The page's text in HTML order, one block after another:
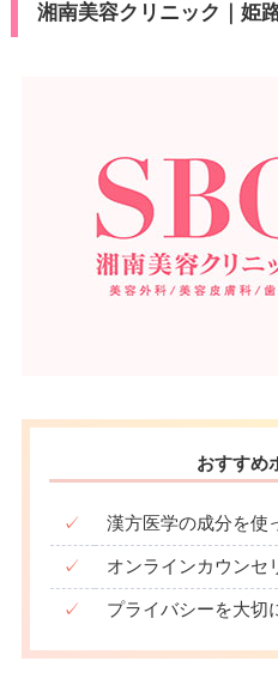
湘南美容クリニック｜姫
おすすめ
✓ 漢方医学の成分を使
✓ オンラインカウン
✓ プライバシーを大切